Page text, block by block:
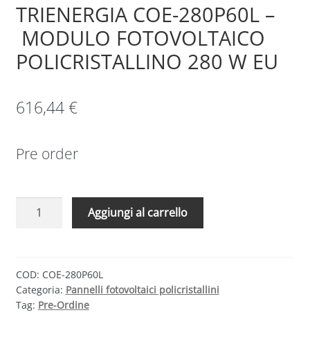
TRIENERGIA COE-280P60L –
MODULO FOTOVOLTAICO
POLICRISTALLINO 280 W EU
616,44€
Pre order
TRIENERGIA
MODULO
FOTOVOLTAICO
POLICRISTALLINO
Aggiungi al carrello
COD: COE-280P60L
Categoria: Pannelli fotovoltaici policristallini
Tag: Pre-Ordine